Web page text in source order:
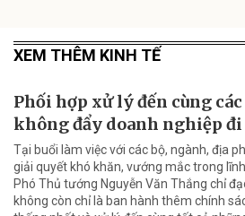
XEM THÊM KINH TẾ
Phối hợp xử lý đến cùng
không đẩy doanh nghiệp
Tại buổi làm việc với các bộ, ngành, địa
giải quyết khó khăn, vướng mắc trong
Phó Thủ tướng Nguyễn Văn Thắng chỉ
không còn chỉ là ban hành thêm chính